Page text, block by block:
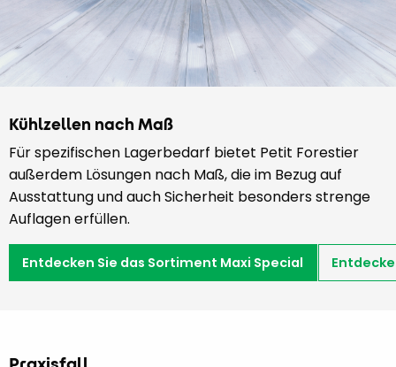
Kühlzellen nach Maß
Für spezifischen Lagerbedarf bietet Petit Forestier
außerdem Lösungen nach Maß, die im Bezug auf
Ausstattung und auch Sicherheit besonders strenge
Auflagen erfüllen.
Entdecken Sie das Sortiment Maxi Special